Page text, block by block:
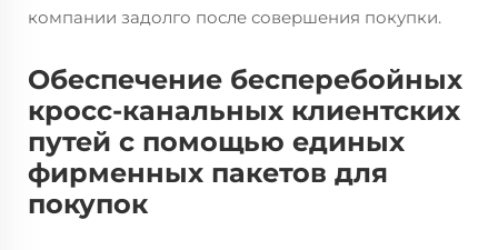
компании задолго после совершения покупки.
Обеспечение бесперебойных
кросс-канальных клиентских
путей с помощью единых
фирменных пакетов для
покупок